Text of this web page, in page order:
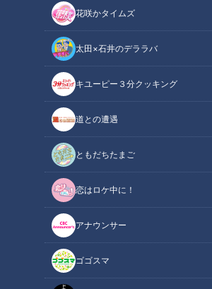
花咲かタイムズ
太田×石井のデララバ
キユーピー３分クッキング
道との遭遇
ともだちたまご
恋はロケ中に！
アナウンサー
ゴゴスマ
「サンデードラゴンズ」に出演する吉見一起投手
(C)CBCテレビ
この記事の画像